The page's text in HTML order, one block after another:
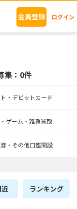
会員登録 ログイン
集：0件
・デビットカード
ゲーム・雑貨買取
・その他口座開設
ランキング